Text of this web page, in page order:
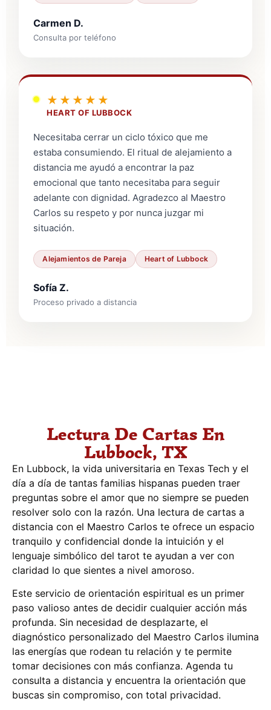
Carmen D.
Consulta por teléfono
★★★★★
HEART OF LUBBOCK
Necesitaba cerrar un ciclo tóxico que me
estaba consumiendo. El ritual de alejamiento a
distancia me ayudó a encontrar la paz
emocional que tanto necesitaba para seguir
adelante con dignidad. Agradezco al Maestro
Carlos su respeto y por nunca juzgar mi
situación.
Alejamientos de Pareja Heart of Lubbock
Sofía Z.
Proceso privado a distancia
Lectura De Cartas En
Lubbock, TX
En Lubbock, la vida universitaria en Texas Tech y el
día a día de tantas familias hispanas pueden traer
preguntas sobre el amor que no siempre se pueden
resolver solo con la razón. Una lectura de cartas a
distancia con el Maestro Carlos te ofrece un espacio
tranquilo y confidencial donde la intuición y el
lenguaje simbólico del tarot te ayudan a ver con
claridad lo que sientes a nivel amoroso.
Este servicio de orientación espiritual es un primer
paso valioso antes de decidir cualquier acción más
profunda. Sin necesidad de desplazarte, el
diagnóstico personalizado del Maestro Carlos ilumina
las energías que rodean tu relación y te permite
tomar decisiones con más confianza. Agenda tu
consulta a distancia y encuentra la orientación que
buscas sin compromiso, con total privacidad.